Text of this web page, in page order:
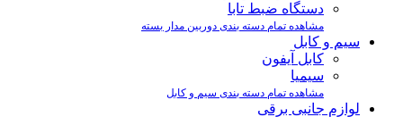
دستگاه ضبط تابا
مشاهده تمام دسته بندی دوربین مدار بسته
سیم و کابل
کابل آیفون
سیمیا
مشاهده تمام دسته بندی سیم و کابل
لوازم جانبی برقی